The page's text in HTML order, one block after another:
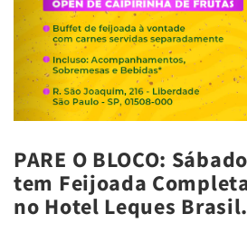
PARE O BLOCO:
tem Feijoada
no Hotel Leques Brasil.